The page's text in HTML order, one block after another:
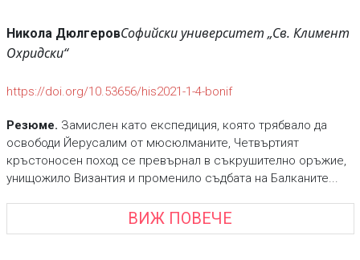
Никола ДюлгеровСофийски университет „Св. Климент
Охридски“
https://doi.org/10.53656/his2021-1-4-bonif
Резюме. Замислен като експедиция, която трябвало да
освободи Йерусалим от мюсюлманите, Четвъртият
кръстоносен поход се превърнал в съкрушително оръжие,
унищожило Византия и променило съдбата на Балканите...
ВИЖ ПОВЕЧЕ